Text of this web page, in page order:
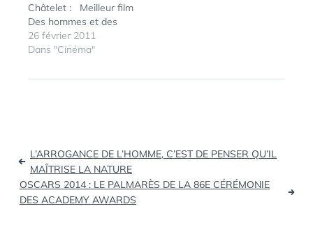
sera le Maître…
Châtelet : Meilleur film
Des hommes et des
dieux de Xavier
Beauvois Meilleur
Polanski pour The
(Le nom des gens)…
26 février 2011
Dans "Cinéma"
Navigation
de
l’article
L’ARROGANCE DE L’HOMME, C’EST DE PENSER QU’IL
MAÎTRISE LA NATURE
OSCARS 2014 : LE PALMARÈS DE LA 86E CÉRÉMONIE
DES ACADEMY AWARDS